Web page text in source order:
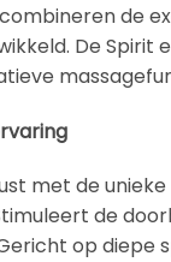
de
De Spirit
met de
de
op diepe